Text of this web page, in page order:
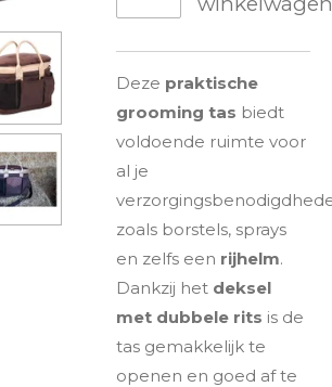
Deze praktische
grooming tas biedt
voldoende ruimte voor
al je
zoals borstels, sprays
en zelfs een rijhelm.
Dankzij het deksel
met dubbele rits is de
tas gemakkelijk te
openen en goed af te